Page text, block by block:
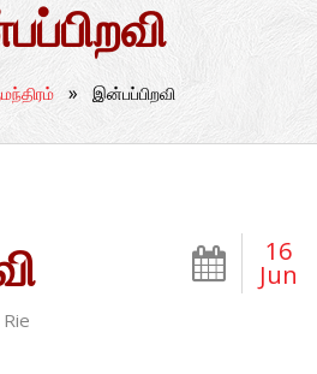
» இன்பப்பிறவி
16
Jun
Rie